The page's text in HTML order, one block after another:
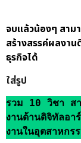
จบแล้วน้องๆ สาม
สร้างสรรค์ผลงา
ธุรกิจได้
ใส่รูป
รวม 10 วิชา สา
งานด้านดิจิทัลอา
งานในอุตสาหกร